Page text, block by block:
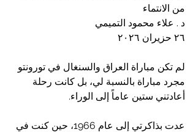
من الانتماء
د . علاء محمود التميمي
٢٦ حزيران ٢٠٢٦
لم تكن مباراة العراق والسنغال في تورونتو
مجرد مباراة بالنسبة لي، بل كانت رحلة
أعادتني ستين عاماً إلى الوراء.
عدت بذاكرتي إلى عام 1966، حين كنت في